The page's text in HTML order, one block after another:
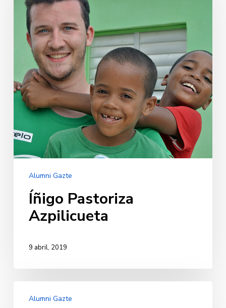
Alumni Gazte
Íñigo Pastoriza
Azpilicueta
9 abril, 2019
Arroyo
Alumni Gazte